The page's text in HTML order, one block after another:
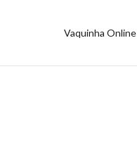
Vaquinha Online